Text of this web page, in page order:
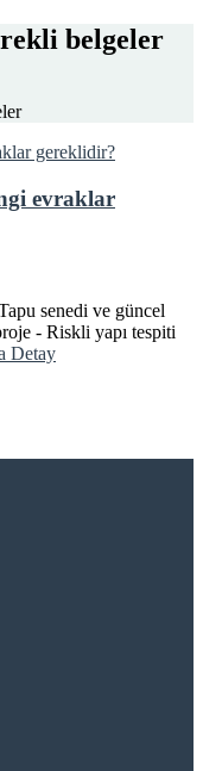
belgeler
evraklar
senedi ve güncel
- Riskli yapı tespiti
Detay